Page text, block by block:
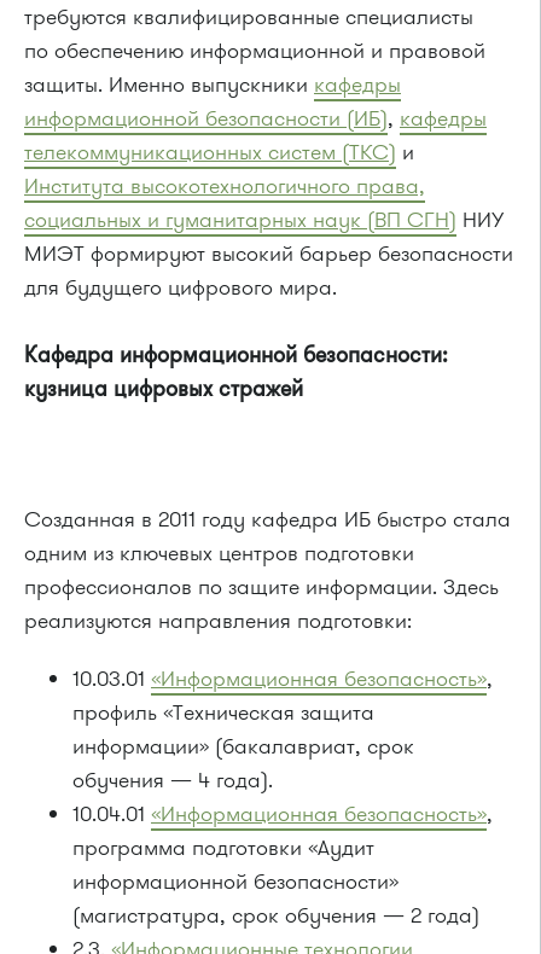
требуются квалифицированные специалисты
по обеспечению информационной и правовой
защиты. Именно выпускники кафедры
информационной безопасности (ИБ), кафедры
телекоммуникационных систем (ТКС) и
Института высокотехнологичного права,
социальных и гуманитарных наук (ВП СГН) НИУ
МИЭТ формируют высокий барьер безопасности
для будущего цифрового мира.
Кафедра информационной безопасности:
кузница цифровых стражей
Созданная в 2011 году кафедра ИБ быстро стала
одним из ключевых центров подготовки
профессионалов по защите информации. Здесь
реализуются направления подготовки:
10.03.01 «Информационная безопасность»,
профиль «Техническая защита
информации» (бакалавриат, срок
обучения — 4 года).
10.04.01 «Информационная безопасность»,
программа подготовки «Аудит
информационной безопасности»
(магистратура, срок обучения — 2 года)